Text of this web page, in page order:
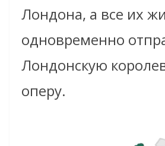
Лондона, а все их
одновременно
Лондонскую
оперу.